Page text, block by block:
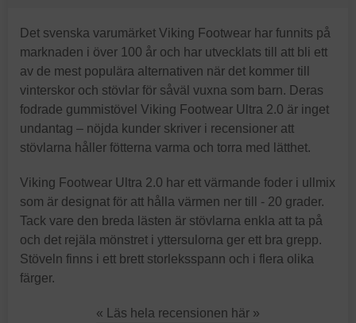
Det svenska varumärket Viking Footwear har funnits på
marknaden i över 100 år och har utvecklats till att bli ett
av de mest populära alternativen när det kommer till
vinterskor och stövlar för såväl vuxna som barn. Deras
fodrade gummistövel Viking Footwear Ultra 2.0 är inget
undantag – nöjda kunder skriver i recensioner att
stövlarna håller fötterna varma och torra med lätthet.
Viking Footwear Ultra 2.0 har ett värmande foder i ullmix
som är designat för att hålla värmen ner till - 20 grader.
Tack vare den breda lästen är stövlarna enkla att ta på
och det rejäla mönstret i yttersulorna ger ett bra grepp.
Stöveln finns i ett brett storleksspann och i flera olika
färger.
« Läs hela recensionen här »